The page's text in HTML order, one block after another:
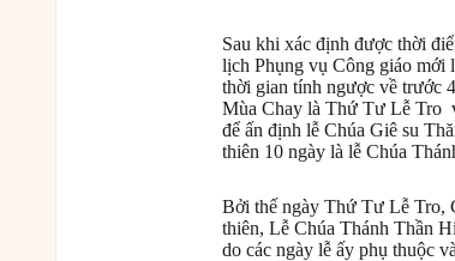
Sau khi xác định được thời
lịch Phụng vụ Công giáo mới
thời gian tính ngược về trước
Mùa Chay là Thứ Tư Lễ Tro
để ấn định lễ Chúa Giê su
thiên 10 ngày là lễ Chúa
Bởi thế ngày Thứ Tư Lễ Tro,
thiên, Lễ Chúa Thánh Thần
do các ngày lễ ấy phụ thuộc